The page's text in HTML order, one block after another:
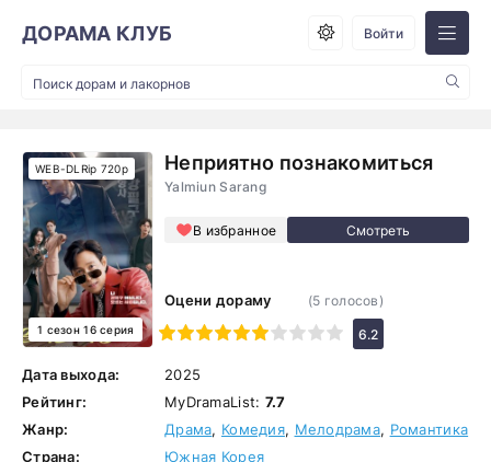
ДОРАМА КЛУБ Войти
Неприятно познакомиться
Yalmiun Sarang
В избранное
WEB-DLRip 720p
1 сезон 16 серия
Оцени дораму
1
2 3 4 5 6 7 8 9 10
(5 голосов)
6.2
Дата выхода:
2025
Рейтинг:
MyDramaList: 7.7
Жанр:
Драма, Комедия, Мелодрама, Романтика
Страна:
Южная Корея